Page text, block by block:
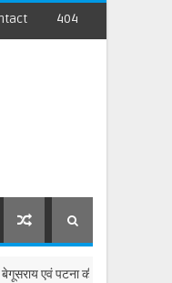
404
की घटनाओं पर स्वास्थ्य विभाग